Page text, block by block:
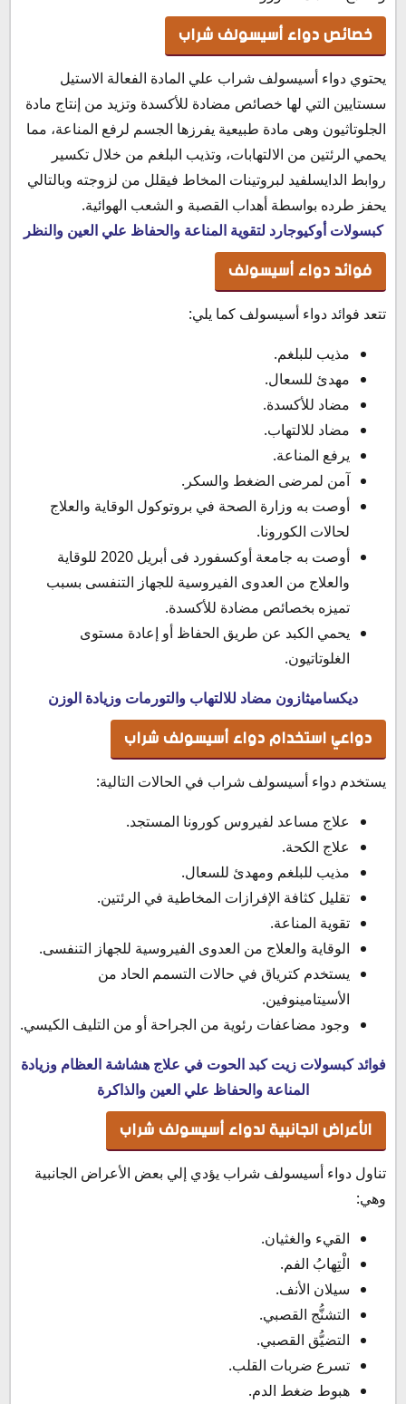
خصائص دواء أسيسولف شراب
يحتوي دواء أسيسولف شراب علي المادة الفعالة الاستيل
سستايين التي لها خصائص مضادة للأكسدة وتزيد من إنتاج مادة
الجلوتاثيون وهى مادة طبيعية يفرزها الجسم لرفع المناعة، مما
يحمي الرئتين من الالتهابات، وتذيب البلغم من خلال تكسير
روابط الدايسلفيد لبروتينات المخاط فيقلل من لزوجته وبالتالي
يحفز طرده بواسطة أهداب القصبة و الشعب الهوائية.
كبسولات أوكيوجارد لتقوية المناعة والحفاظ علي العين والنظر
فوائد دواء أسيسولف
تتعد فوائد دواء أسيسولف كما يلي:
مذيب للبلغم.
مهدئ للسعال.
مضاد للأكسدة.
مضاد للالتهاب.
يرفع المناعة.
آمن لمرضى الضغط والسكر.
أوصت به وزارة الصحة في بروتوكول الوقاية والعلاج
لحالات الكورونا.
أوصت به جامعة أوكسفورد فى أبريل 2020 للوقاية
والعلاج من العدوى الفيروسية للجهاز التنفسى بسبب
تميزه بخصائص مضادة للأكسدة.
يحمي الكبد عن طريق الحفاظ أو إعادة مستوى
الغلوتاتيون.
ديكساميثازون مضاد للالتهاب والتورمات وزيادة الوزن
دواعي استخدام دواء أسيسولف شراب
يستخدم دواء أسيسولف شراب في الحالات التالية:
علاج مساعد لفيروس كورونا المستجد.
علاج الكحة.
مذيب للبلغم ومهدئ للسعال.
تقليل كثافة الإفرازات المخاطية في الرئتين.
تقوية المناعة.
الوقاية والعلاج من العدوى الفيروسية للجهاز التنفسى.
يستخدم كترياق في حالات التسمم الحاد من
الأسيتامينوفين.
وجود مضاعفات رئوية من الجراحة أو من التليف الكيسي.
فوائد كبسولات زيت كبد الحوت في علاج هشاشة العظام وزيادة
المناعة والحفاظ علي العين والذاكرة
الأعراض الجانبية لدواء أسيسولف شراب
تناول دواء أسيسولف شراب يؤدي إلي بعض الأعراض الجانبية
وهي:
القيء والغثيان.
الْتِهابُ الفم.
سيلان الأنف.
التشنُّج القصبي.
التضيُّق القصبي.
تسرع ضربات القلب.
هبوط ضغط الدم.